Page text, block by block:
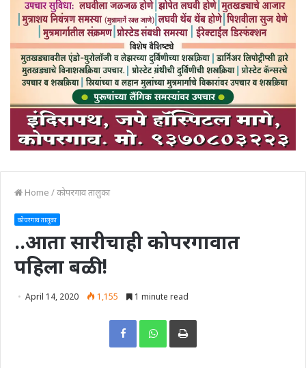
Home /कोपरगाव तालुका
कोपरगाव तालुका
..आता सारीचाही कोपरगावात
पहिला बळी !
April 14, 2020 1,155 1 minute read
Print